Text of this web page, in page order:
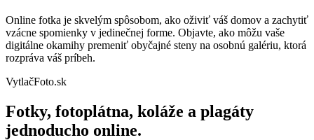
Online fotka je skvelým spôsobom, ako oživiť váš domov a zachytiť
vzácne spomienky v jedinečnej forme. Objavte, ako môžu vaše
digitálne okamihy premeniť obyčajné steny na osobnú galériu, ktorá
rozpráva váš príbeh.
VytlačFoto.sk
Fotky, fotoplátna, koláže a plagáty
jednoducho online.